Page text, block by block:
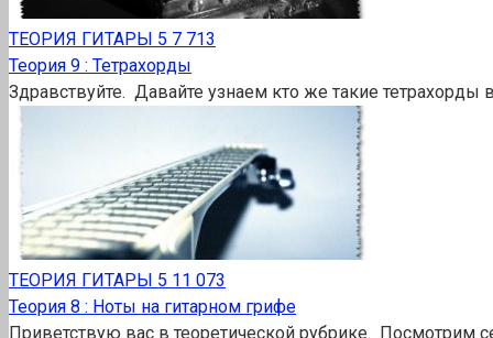
ТЕОРИЯ ГИТАРЫ 5 7 713
Теория 9 : Тетрахорды
Здравствуйте. Давайте узнаем кто же такие
ТЕОРИЯ ГИТАРЫ 5 11 073
Теория 8 : Ноты на гитарном грифе
Приветствую вас в теоретической рубрике.